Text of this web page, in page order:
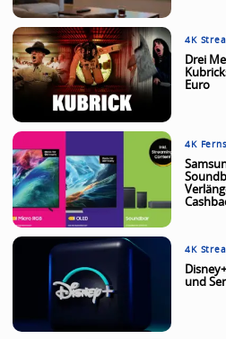
4K
Drei
Euro
4K
4K
und